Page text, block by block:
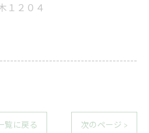
１２０４
覧に戻る 次のページ >